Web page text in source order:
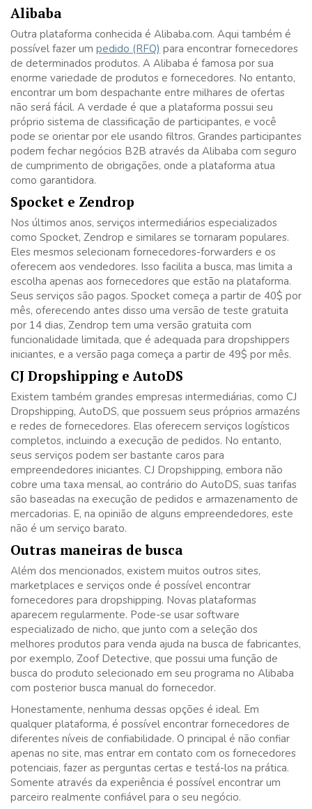
Alibaba
Outra plataforma conhecida é Alibaba.com. Aqui também é
possível fazer um pedido (RFQ) para encontrar fornecedores
de determinados produtos. A Alibaba é famosa por sua
enorme variedade de produtos e fornecedores. No entanto,
encontrar um bom despachante entre milhares de ofertas
não será fácil. A verdade é que a plataforma possui seu
próprio sistema de classificação de participantes, e você
pode se orientar por ele usando filtros. Grandes participantes
podem fechar negócios B2B através da Alibaba com seguro
de cumprimento de obrigações, onde a plataforma atua
como garantidora.
Spocket e Zendrop
Nos últimos anos, serviços intermediários especializados
como Spocket, Zendrop e similares se tornaram populares.
Eles mesmos selecionam fornecedores-forwarders e os
oferecem aos vendedores. Isso facilita a busca, mas limita a
escolha apenas aos fornecedores que estão na plataforma.
Seus serviços são pagos. Spocket começa a partir de 40$ por
mês, oferecendo antes disso uma versão de teste gratuita
por 14 dias, Zendrop tem uma versão gratuita com
funcionalidade limitada, que é adequada para dropshippers
iniciantes, e a versão paga começa a partir de 49$ por mês.
CJ Dropshipping e AutoDS
Existem também grandes empresas intermediárias, como CJ
Dropshipping, AutoDS, que possuem seus próprios armazéns
e redes de fornecedores. Elas oferecem serviços logísticos
completos, incluindo a execução de pedidos. No entanto,
seus serviços podem ser bastante caros para
empreendedores iniciantes. CJ Dropshipping, embora não
cobre uma taxa mensal, ao contrário do AutoDS, suas tarifas
são baseadas na execução de pedidos e armazenamento de
mercadorias. E, na opinião de alguns empreendedores, este
não é um serviço barato.
Outras maneiras de busca
Além dos mencionados, existem muitos outros sites,
marketplaces e serviços onde é possível encontrar
fornecedores para dropshipping. Novas plataformas
aparecem regularmente. Pode-se usar software
especializado de nicho, que junto com a seleção dos
melhores produtos para venda ajuda na busca de fabricantes,
por exemplo, Zoof Detective, que possui uma função de
busca do produto selecionado em seu programa no Alibaba
com posterior busca manual do fornecedor.
Honestamente, nenhuma dessas opções é ideal. Em
qualquer plataforma, é possível encontrar fornecedores de
diferentes níveis de confiabilidade. O principal é não confiar
apenas no site, mas entrar em contato com os fornecedores
potenciais, fazer as perguntas certas e testá-los na prática.
Somente através da experiência é possível encontrar um
parceiro realmente confiável para o seu negócio.